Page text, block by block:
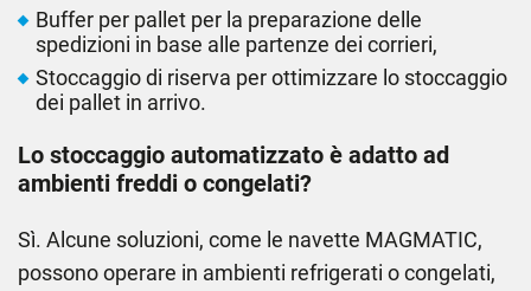
Buffer per pallet per la preparazione delle
spedizioni in base alle partenze dei corrieri,
Stoccaggio di riserva per ottimizzare lo stoccaggio
dei pallet in arrivo.
Lo stoccaggio automatizzato è adatto ad
ambienti freddi o congelati?
Sì. Alcune soluzioni, come le navette MAGMATIC,
possono operare in ambienti refrigerati o congelati,